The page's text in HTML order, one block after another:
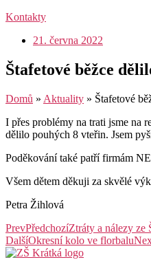
Kontakty
21. června 2022
Štafetové běžce
Domů » Aktuality » Štafetové
I přes problémy na trati jsme na
dělilo pouhých 8 vteřin. Jsem
Poděkování také patří firmám
Všem dětem děkuji za skvělé
Petra Žihlová
PrevPředchozíZtráty a nálezy ze
DalšíOkresní kolo ve florbalu